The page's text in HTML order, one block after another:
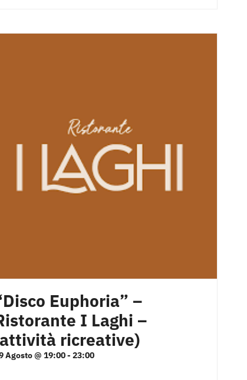
Euphoria” –
I Laghi –
ricreative)
Agosto @ 19:00-23:00